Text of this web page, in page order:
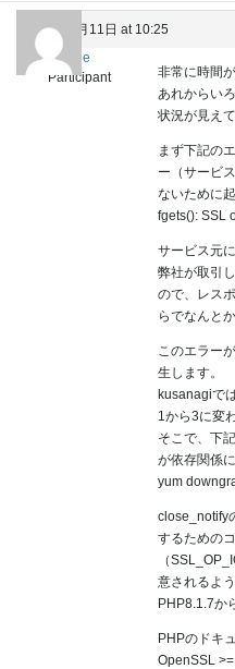
2022年8月11日 at 10:25
collne
Participant
非常に時間
あれからい
状況が見え
まず下記の
ー（サービ
ないために
fgets(): SSL
サービス元
弊社が取引
ので、レス
らでなんと
このエラー
生します。
kusanagiで
1から3に変
そこで、下
が依存関係
yum
close_notify
するための
（
意されるよ
PHP8.1.7か
PHPのドキ
OpenSSL